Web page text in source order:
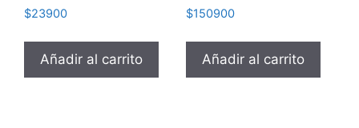
$23900
Añadir al carrito
$150900
Añadir al carrito